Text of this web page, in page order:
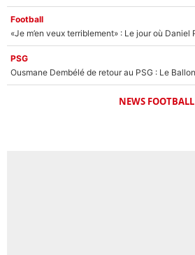
Football
PSG
NEWS FOOTBALL